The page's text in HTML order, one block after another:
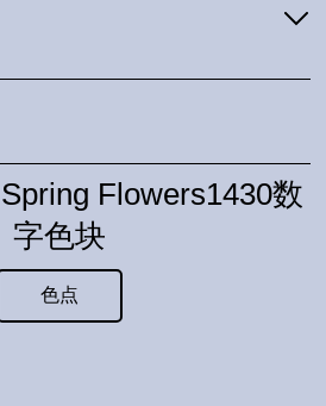
Flowers1430数
字色块
色点